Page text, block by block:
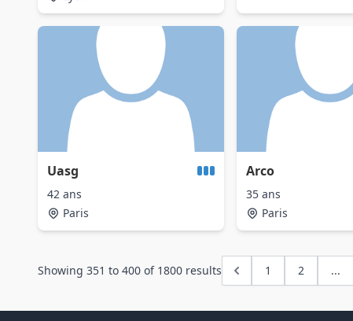
Uasg
42 ans
Paris
Arco
35 ans
Paris
Showing 351 to 400 of 1800 results 1 2 ...